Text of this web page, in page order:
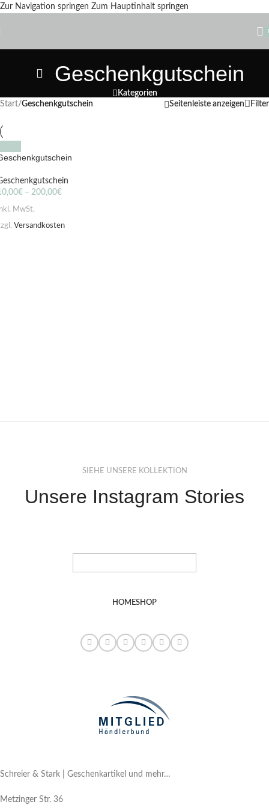
Zur Navigation springen Zum Hauptinhalt springen
Geschenkgutschein
Kategorien
Start/Geschenkgutschein Seitenleiste anzeigen Filter
€ – 200,00€
MwSt.
Versandkosten
SIEHE UNSERE KOLLEKTION
Unsere Instagram Stories
HOMESHOP
Schreier & Stark | Geschenkartikel und mehr…
Metzinger Str. 36